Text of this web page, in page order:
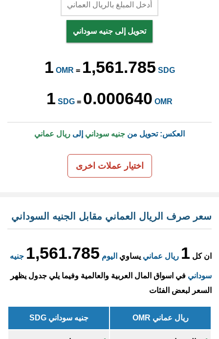
تحويل إلى جنيه سوداني
1 OMR = 1,561.785 SDG
1 SDG = 0.000640 OMR
العكس: تحويل من جنيه سوداني إلى ريال عماني
اختيار عملات اخرى
سعر صرف الريال العماني مقابل الجنيه السوداني
ان كل 1 ريال عماني يساوي اليوم 1,561.785 جنيه
سوداني في اسواق المال العربية والعالمية وفيما يلي جدول يظهر
السعر لبعض الفئات
ريال عماني OMR جنيه سوداني SDG